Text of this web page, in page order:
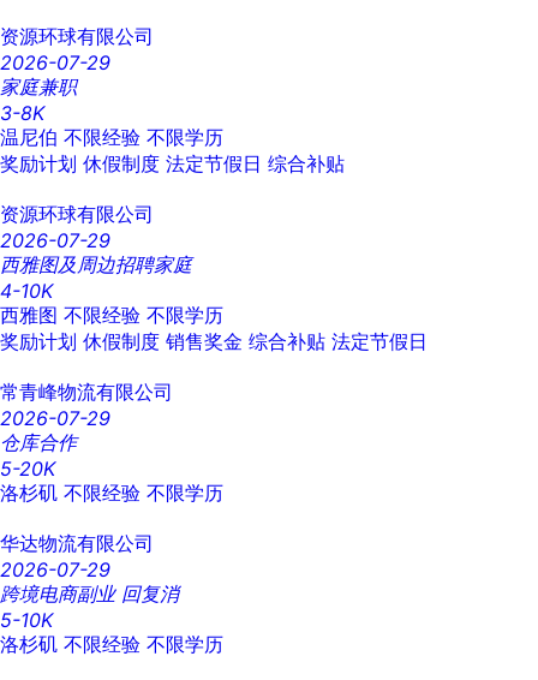
资源环球有限公司
2026-07-29
家庭兼职
3-8K
温尼伯 不限经验 不限学历
奖励计划 休假制度 法定节假日 综合补贴
资源环球有限公司
2026-07-29
西雅图及周边招聘家庭
4-10K
西雅图 不限经验 不限学历
奖励计划 休假制度 销售奖金 综合补贴 法定节假日
常青峰物流有限公司
2026-07-29
仓库合作
5-20K
洛杉矶 不限经验 不限学历
华达物流有限公司
2026-07-29
跨境电商副业 回复消
5-10K
洛杉矶 不限经验 不限学历